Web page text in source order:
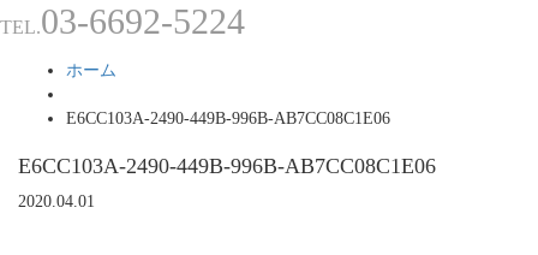
TEL.03-6692-5224
ホーム
E6CC103A-2490-449B-996B-AB7CC08C1E06
E6CC103A-2490-449B-996B-AB7CC08C1E06
2020.04.01